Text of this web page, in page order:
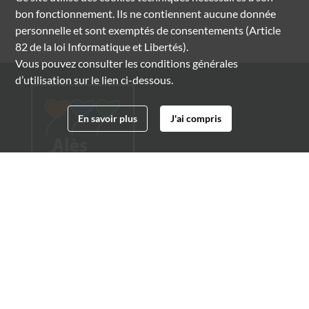
bon fonctionnement. Ils ne contiennent aucune donnée
personnelle et sont exemptés de consentements (Article
82 de la loi Informatique et Libertés).
Vous pouvez consulter les conditions générales
d’utilisation sur le lien ci-dessous.
En savoir plus J'ai compris